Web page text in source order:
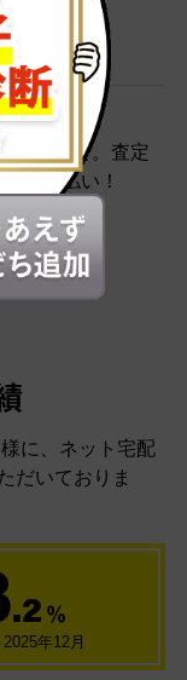
お知らせ。査定
お支払い！
に、 ネット宅配
だいておりま
.2 ％
年12月